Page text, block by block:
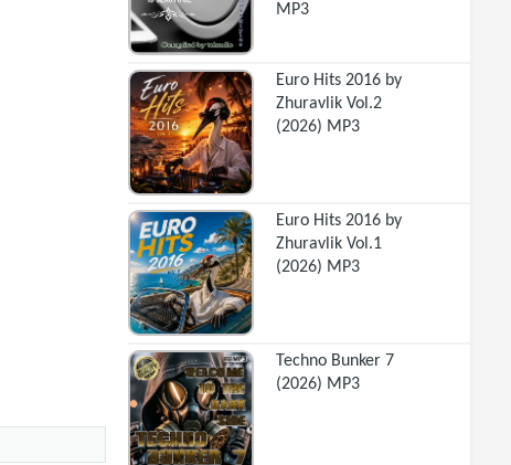
MP3
Euro Hits 2016 by
Zhuravlik Vol.2
(2026) MP3
Euro Hits 2016 by
Zhuravlik Vol.1
(2026) MP3
Techno Bunker 7
(2026) MP3